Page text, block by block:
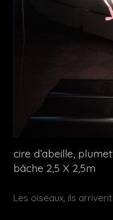
cire d’abeille,
bâche 2,5 X 2,5m
Publié
Les oiseaux, ils arrivent